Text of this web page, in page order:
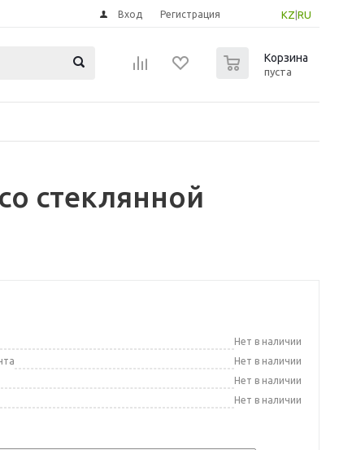
KZ RU
Вход Регистрация
Корзина
пуста
стеклянной
Нет в наличии
Нет в наличии
Нет в наличии
Нет в наличии